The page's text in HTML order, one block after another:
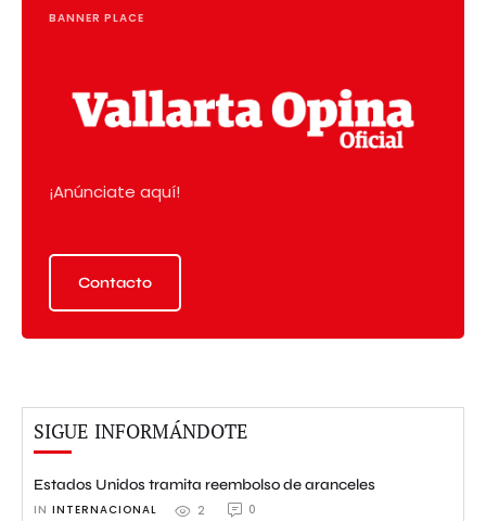
BANNER PLACE
¡Anúnciate aquí!
Contacto
SIGUE INFORMÁNDOTE
Estados Unidos tramita reembolso de aranceles
IN INTERNACIONAL 2 0